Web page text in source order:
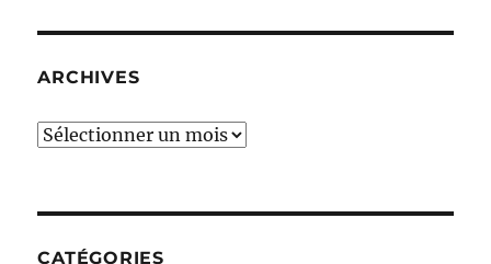
ARCHIVES
Archives
CATÉGORIES